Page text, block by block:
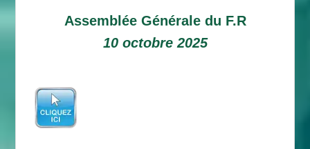
Assemblée Générale du F.R
10 octobre 2025